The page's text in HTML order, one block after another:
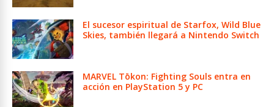
El sucesor espiritual de Starfox, Wild Blue
Skies, también llegará a Nintendo Switch
MARVEL Tōkon: Fighting Souls entra en
acción en PlayStation 5 y PC